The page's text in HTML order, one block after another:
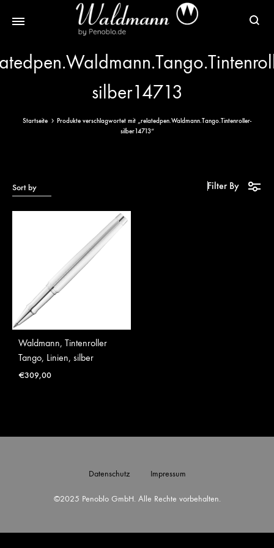
Füller
Schreibgeräte
Sterlingsilber
Gratis
silber14713
Startseite
Produkte verschlagwortet mit „relatedpen.Waldmann.Tango.Tintenroller-
silber14713“
Sort by Filter By
Waldmann, Tintenroller
Tango, Linien, silber
€309,00
©2025 Penoblo GmbH. Alle Rechte vorbehalten.
Datenschutz Impressum